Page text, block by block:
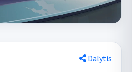
Dalytis